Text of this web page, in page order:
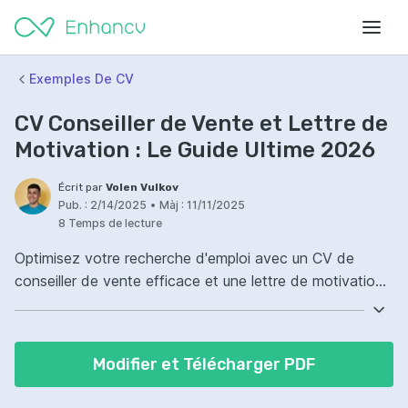
Exemples De CV
CV Conseiller de Vente et Lettre de
Motivation : Le Guide Ultime 2026
Écrit par Volen Vulkov
Pub. : 2/14/2025 • Màj : 11/11/2025
8 Temps de lecture
Optimisez votre recherche d'emploi avec un CV de
conseiller de vente efficace et une lettre de motivation
Modifier et Télécharger PDF